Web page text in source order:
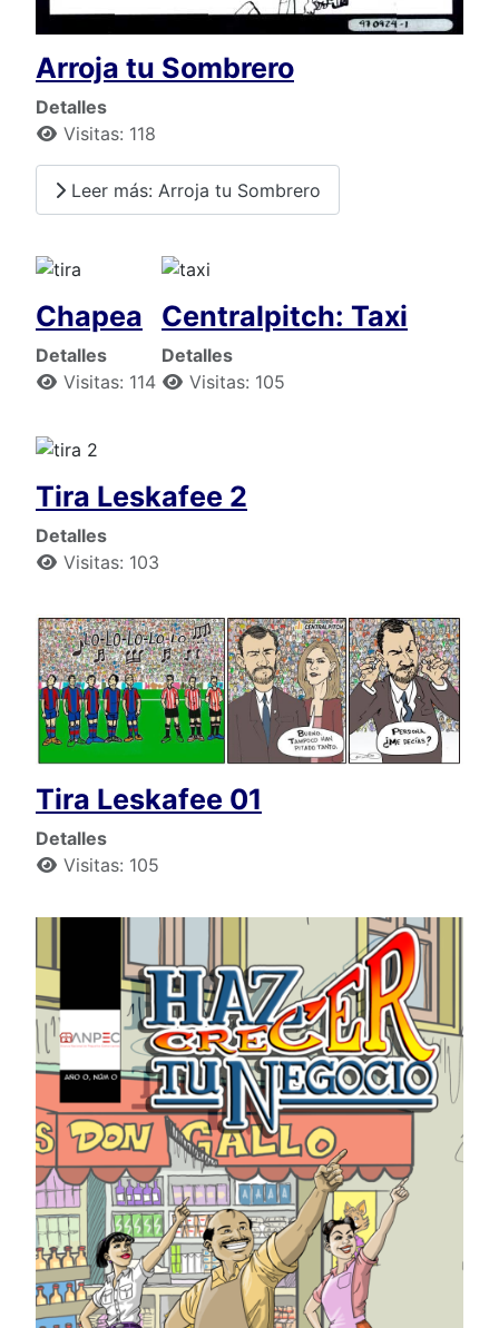
Arroja tu Sombrero
Detalles
Visitas: 118
Leer más: Arroja tu Sombrero
Chapea
Detalles
Visitas: 114
Centralpitch: Taxi
Detalles
Visitas: 105
Tira Leskafee 2
Detalles
Visitas: 103
Tira Leskafee 01
Detalles
Visitas: 105